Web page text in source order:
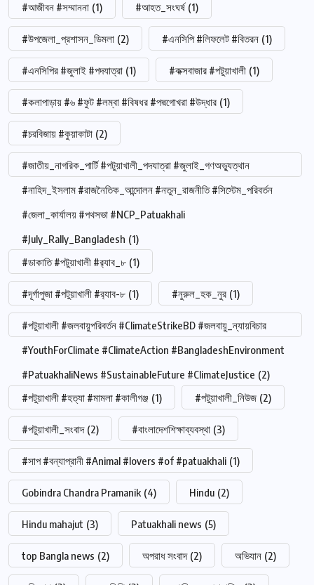
#আজীবন #সম্মাননা (1) #আহত_সংঘর্ষ (1)
#উপজেলা_প্রশাসন_ডিমলা (2) #এনসিপি #লিফলেট #বিতরন (1)
#এনসিপির #জুলাই #পদযাত্রা (1) #কক্সবাজার #পটুয়াখালী (1)
#কলাপাড়ায় #৬ #ফুট #লম্বা #বিষধর #পদ্মগোখরা #উদ্ধার (1)
#চরবিজায় #কুয়াকাটা (2)
#জাতীয়_নাগরিক_পার্টি #পটুয়াখালী_পদযাত্রা #জুলাই_গণঅভ্যুত্থান
#নাহিদ_ইসলাম #রাজনৈতিক_আন্দোলন #নতুন_রাজনীতি #সিস্টেম_পরিবর্তন
#জেলা_কার্যালয় #পথসভা #NCP_Patuakhali
#July_Rally_Bangladesh (1)
#ডাকাতি #পটুয়াখালী #র‍্যাব_৮ (1)
#দূর্গাপুজা #পটুয়াখালী #র‍্যাব-৮ (1) #নুরুল_হক_নুর (1)
#পটুয়াখালী #জলবায়ুপরিবর্তন #ClimateStrikeBD #জলবায়ু_ন্যায়বিচার
#YouthForClimate #ClimateAction #BangladeshEnvironment
#PatuakhaliNews #SustainableFuture #ClimateJustice (2)
#পটুয়াখালী #হত্যা #মামলা #কালীগঞ্জ (1) #পটুয়াখালী_নিউজ (2)
#পটুয়াখালী_সংবাদ (2) #বাংলাদেশশিক্ষাব্যবস্থা (3)
#সাপ #বন্যাপ্রানী #Animal #lovers #of #patuakhali (1)
Gobindra Chandra Pramanik (4) Hindu (2)
Hindu mahajut (3) Patuakhali news (5)
top Bangla news (2) অপরাধ সংবাদ (2) অভিযান (2)